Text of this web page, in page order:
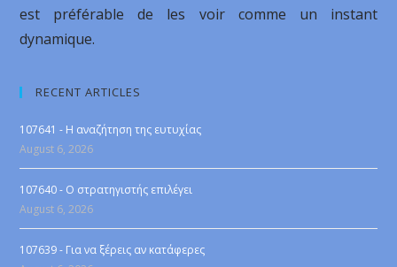
est préférable de les voir comme un instant
dynamique.
RECENT ARTICLES
107641 - Η αναζήτηση της ευτυχίας
August 6, 2026
107640 - Ο στρατηγιστής επιλέγει
August 6, 2026
107639 - Για να ξέρεις αν κατάφερες